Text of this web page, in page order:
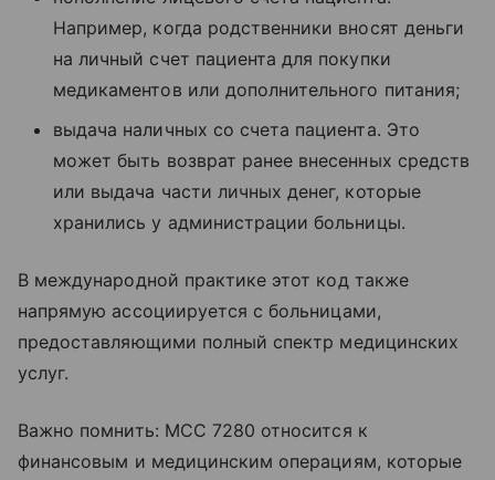
Например, когда родственники вносят деньги
на личный счет пациента для покупки
медикаментов или дополнительного питания;
выдача наличных со счета пациента. Это
может быть возврат ранее внесенных средств
или выдача части личных денег, которые
хранились у администрации больницы.
В международной практике этот код также
напрямую ассоциируется с больницами,
предоставляющими полный спектр медицинских
услуг.
Важно помнить: MCC 7280 относится к
финансовым и медицинским операциям, которые